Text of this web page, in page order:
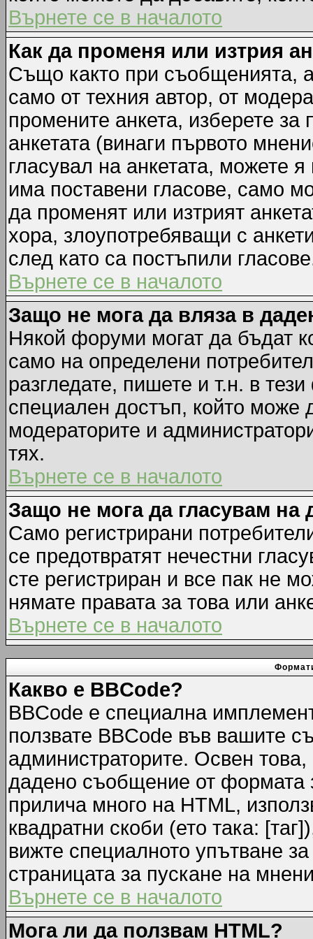
Върнете се в началото
Как да променя или изтрия
Също както при съобщенията,
само от техния автор, от
промените анкета, изберете
анкетата (винаги първото
гласувал на анкетата, можете
има поставени гласове, само
да променят или изтрият
хора, злоупотребяващи с
след като са постъпили
Върнете се в началото
Защо не мога да вляза в
Някой форуми могат да бъдат
само на определени
разгледате, пишете и т.н. в
специален достъп, който може
модераторите и
тях.
Върнете се в началото
Защо не мога да гласувам на
Само регистрирани
се предотвратят нечестни
сте регистриран и все пак не
нямате правата за това или
Върнете се в началото
Какво е BBCode?
BBCode е специална
ползвате BBCode във вашите
администраторите. Освен
дадено съобщение от формата
прилича много на HTML,
квадратни скоби (ето така:
вижте специалното упътване
страницата за пускане на
Върнете се в началото
Мога ли да ползвам HTML?